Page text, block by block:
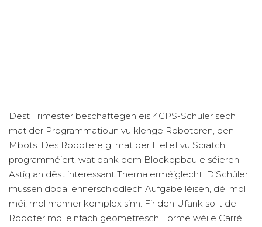
Dëst Trimester beschäftegen eis 4GPS-Schüler sech
mat der Programmatioun vu klenge Roboteren, den
Mbots. Dës Robotere gi mat der Hëllef vu Scratch
programméiert, wat dank dem Blockopbau e séieren
Astig an dëst interessant Thema erméiglecht. D’Schüler
mussen dobäi ënnerschiddlech Aufgabe léisen, déi mol
méi, mol manner komplex sinn. Fir den Ufank sollt de
Roboter mol einfach geometresch Forme wéi e Carré